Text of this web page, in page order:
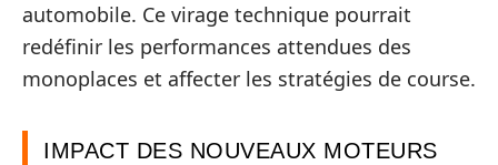
automobile. Ce virage technique pourrait
redéfinir les performances attendues des
monoplaces et affecter les stratégies de course.
IMPACT DES NOUVEAUX MOTEURS